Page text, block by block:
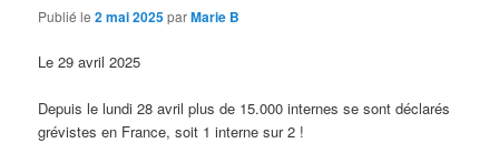
Publié le2 mai 2025parMarie B
Le 29 avril 2025
Depuis le lundi 28 avril plus de 15.000 internes se sont déclarés
grévistes en France, soit 1 interne sur 2 !